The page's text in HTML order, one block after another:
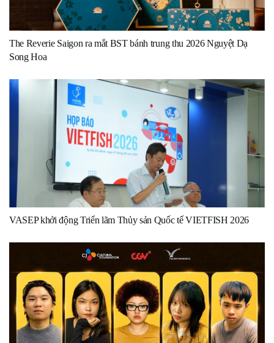
The Reverie Saigon ra mắt BST bánh trung thu 2026 Nguyệt Dạ
Song Hoa
VASEP khởi động Triển lãm Thủy sản Quốc tế VIETFISH 2026